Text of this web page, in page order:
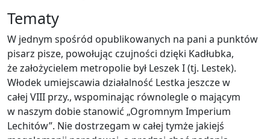
Tematy
W jednym spośród opublikowanych na pani a punktów
pisarz pisze, powołując czujności dzięki Kadłubka,
że założycielem metropolie był Leszek I (tj. Lestek).
Włodek umiejscawia działalność Lestka jeszcze w
całej VIII przy., wspominając równolegle o mającym
w naszym dobie stanowić „Ogromnym Imperium
Lechitów”. Nie dostrzegam w całej tymże jakiejś